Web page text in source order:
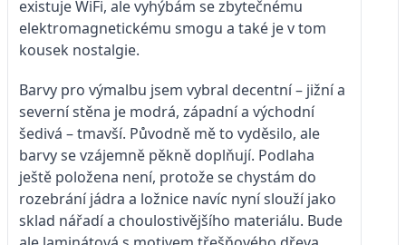
existuje WiFi, ale vyhýbám se zbytečnému
elektromagnetickému smogu a také je v tom
kousek nostalgie.
Barvy pro výmalbu jsem vybral decentní – jižní a
severní stěna je modrá, západní a východní
šedivá – tmavší. Původně mě to vyděsilo, ale
barvy se vzájemně pěkně doplňují. Podlaha
ještě položena není, protože se chystám do
rozebrání jádra a ložnice navíc nyní slouží jako
sklad nářadí a choulostivějšího materiálu. Bude